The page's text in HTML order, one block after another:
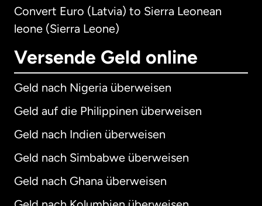
Convert Euro (Latvia) to Sierra Leonean
leone (Sierra Leone)
Versende Geld online
Geld nach Nigeria überweisen
Geld auf die Philippinen überweisen
Geld nach Indien überweisen
Geld nach Simbabwe überweisen
Geld nach Ghana überweisen